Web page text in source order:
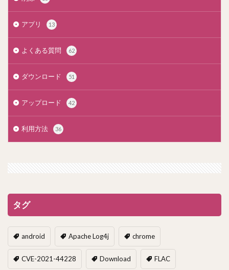
アプリ 13
よくある質問 62
ダウンロード 51
アップロード 42
利用方法 36
タグ
android Apache Log4j chrome
CVE-2021-44228 Download FLAC